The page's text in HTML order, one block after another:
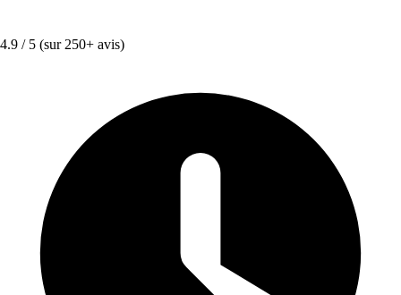
4.9 / 5 (sur 250+ avis)